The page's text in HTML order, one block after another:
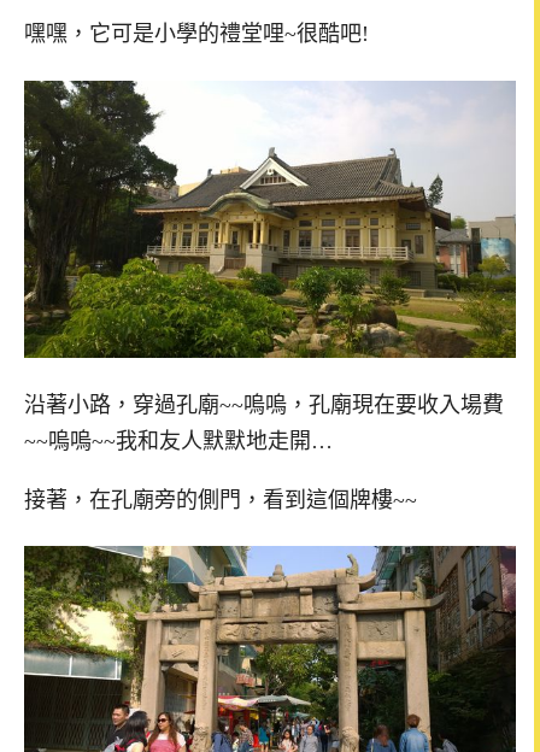
嘿嘿，它可是小學的禮堂哩~很酷吧!
沿著小路，穿過孔廟~~嗚嗚，孔廟現在要收入場費
~~嗚嗚~~我和友人默默地走開…
接著，在孔廟旁的側門，看到這個牌樓~~